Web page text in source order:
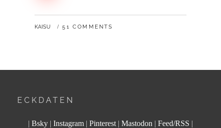
BY
KAISU 51 COMMENTS
ECKDATEN
| Bsky | Instagram | Pinterest | Mastodon | Feed/RSS |